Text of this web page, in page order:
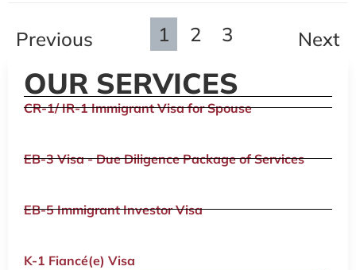
Previous 1 2 3 Next
OUR SERVICES
CR-1/ IR-1 Immigrant Visa for Spouse
EB-3 Visa - Due Diligence Package of Services
EB-5 Immigrant Investor Visa
K-1 Fiancé(e) Visa